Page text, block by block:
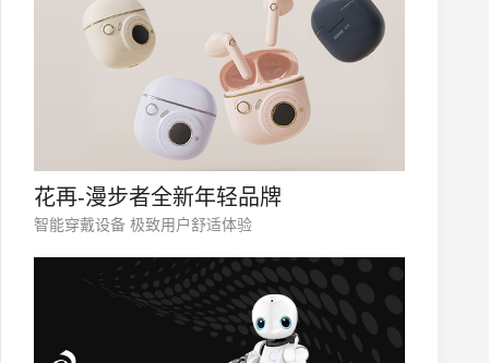
花再-漫步者全新年轻品牌
智能穿戴设备 极致用户舒适体验
微信号